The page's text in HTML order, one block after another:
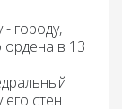
- городу,
в 13
стен